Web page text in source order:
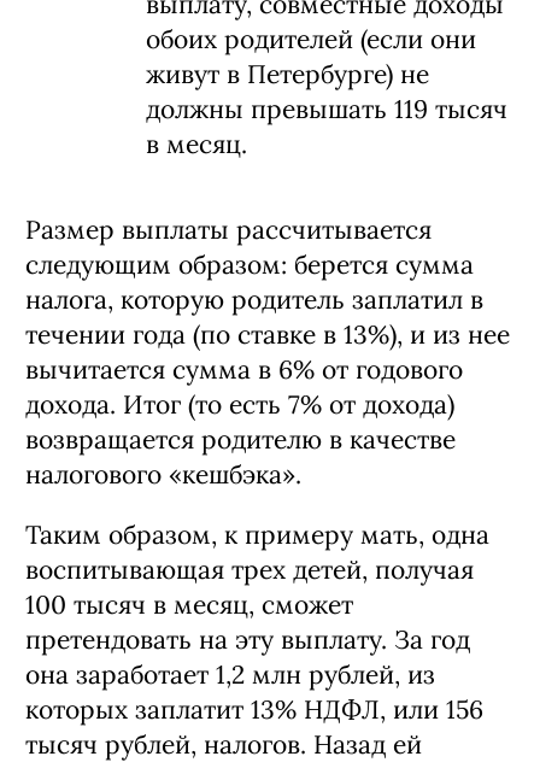
обоих родителей (если они
живут в Петербурге) не
должны превышать 119 тысяч
в месяц.
Размер выплаты рассчитывается
следующим образом: берется сумма
налога, которую родитель заплатил в
течении года (по ставке в 13%), и из нее
вычитается сумма в 6% от годового
дохода. Итог (то есть 7% от дохода)
возвращается родителю в качестве
налогового «кешбэка».
Таким образом, к примеру мать, одна
воспитывающая трех детей, получая
100 тысяч в месяц, сможет
претендовать на эту выплату. За год
она заработает 1,2 млн рублей, из
которых заплатит 13% НДФЛ, или 156
тысяч рублей, налогов. Назад ей